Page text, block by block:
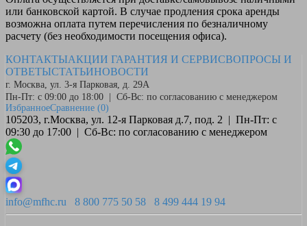
или банковской картой. В случае продления срока аренды
возможна оплата путем перечисления по безналичному
расчету (без необходимости посещения офиса).
КОНТАКТЫАКЦИИ ГАРАНТИЯ И СЕРВИСВОПРОСЫ И
ОТВЕТЫСТАТЬИНОВОСТИ
г. Москва, ул. 3-я Парковая, д. 29А
Пн-Пт: с 09:00 до 18:00 | Сб-Вс: по согласованию с менеджером
ИзбранноеСравнение (0)
105203, г.Москва, ул. 12-я Парковая д.7, под. 2 | Пн-Пт: с
09:30 до 17:00 | Сб-Вс: по согласованию с менеджером
info@mfhc.ru 8 800 775 50 58 8 499 444 19 94